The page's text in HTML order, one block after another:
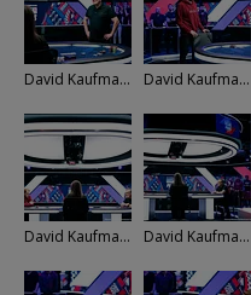
David Kaufmann David Kaufmann
David Kaufmann - Barny Boatman David Kaufmann - Barny Boatman